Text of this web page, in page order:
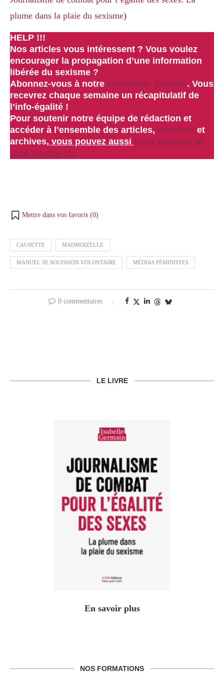
plume dans la plaie du sexisme)
HELP !!!
Nos articles vous intéressent ? Vous voulez
encourager la propagation d’une information
libérée du sexisme ?
Abonnez-vous à notre newsletter gratuite. Vous
recevrez chaque semaine un récapitulatif de
l’info-égalité !
Pour soutenir notre équipe de rédaction et
accéder à l’ensemble des articles, dossiers et
archives, vous pouvez aussi vous abonner et
faire un don ici.
Mettre dans vos favoris (0)
CAUSETTE MADMOIZELLE
MANUEL SE SOUISSION VOLONTAIRE MÉDIAS FÉMINISTES
0 commentaires
LE LIVRE
En savoir plus
NOS FORMATIONS